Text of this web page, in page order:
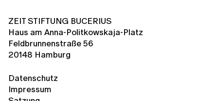
ZEIT STIFTUNG BUCERIUS
Haus am Anna-Politkowskaja-Platz
Feldbrunnenstraße 56
20148 Hamburg
Datenschutz
Impressum